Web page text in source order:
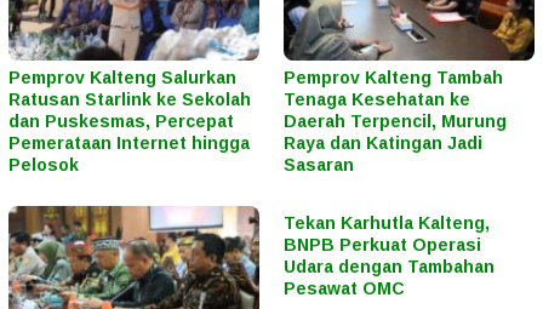
Pemprov Kalteng Salurkan
Ratusan Starlink ke Sekolah
dan Puskesmas, Percepat
Pemerataan Internet hingga
Pelosok
Pemprov Kalteng Tambah
Tenaga Kesehatan ke
Daerah Terpencil, Murung
Raya dan Katingan Jadi
Sasaran
Tekan Karhutla Kalteng,
BNPB Perkuat Operasi
Udara dengan Tambahan
Pesawat OMC